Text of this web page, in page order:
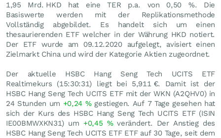
1,95 Mrd. HKD hat eine TER p.a. von 0,50 %. Die
Basiswerte werden mit der Replikationsmethode
Vollständig abgebildet. Es handelt sich um einen
thesaurierenden ETF welcher in der Währung HKD notiert.
Der ETF wurde am 09.12.2020 aufgelegt, avisiert einen
Zielmarkt China und wird der Kategorie Aktien zugeordnet.
Der aktuelle HSBC Hang Seng Tech UCITS ETF
Realtimekurs (15:30:31) liegt bei 5,911 €. Damit ist der
HSBC Hang Seng Tech UCITS ETF mit der WKN (A2QHV0) in
24 Stunden um +0,24 %gestiegen. Auf 7 Tage gesehen hat
sich der Kurs des HSBC Hang Seng Tech UCITS ETF (ISIN
IE00BMWXKN31) um +0,45 %verändert. Der Anstieg des
HSBC Hang Seng Tech UCITS ETF ETF auf 30 Tage, seit dem